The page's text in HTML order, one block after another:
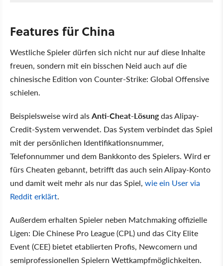
Features für China
Westliche Spieler dürfen sich nicht nur auf diese Inhalte
freuen, sondern mit ein bisschen Neid auch auf die
chinesische Edition von Counter-Strike: Global Offensive
schielen.
Beispielsweise wird alsAnti-Cheat-Lösungdas Alipay-
Credit-System verwendet. Das System verbindet das Spiel
mit der persönlichen Identifikationsnummer,
Telefonnummer und dem Bankkonto des Spielers. Wird er
fürs Cheaten gebannt, betrifft das auch sein Alipay-Konto
und damit weit mehr als nur das Spiel, wie ein User via
Reddit erklärt.
Außerdem erhalten Spieler neben Matchmaking offizielle
Ligen: Die Chinese Pro League (CPL) und das City Elite
Event (CEE) bietet etablierten Profis, Newcomern und
semiprofessionellen Spielern Wettkampfmöglichkeiten.